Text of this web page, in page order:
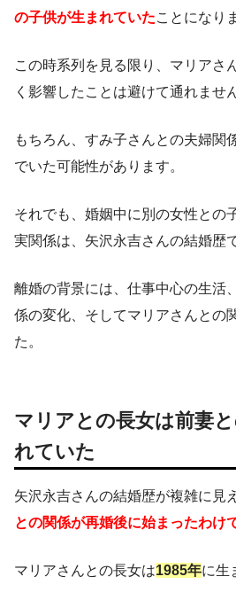
の子供が生まれていたことになり
この時系列を見る限り、マリアさ
く影響したことは避けて通れませ
もちろん、すみ子さんとの夫婦関
でいた可能性があります。
それでも、婚姻中に別の女性との
実関係は、矢沢永吉さんの結婚歴
離婚の背景には、仕事中心の生活
係の変化、そしてマリアさんとの
た。
マリアとの長女は前妻
れていた
矢沢永吉さんの結婚歴が複雑に見
との関係が再婚後に始まったわけ
マリアさんとの長女は1985年に生